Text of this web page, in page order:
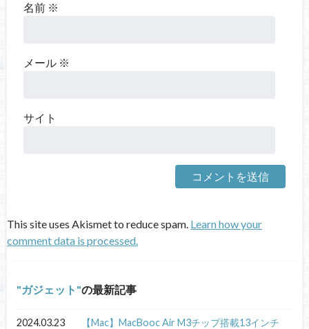
名前 ※
メール ※
サイト
This site uses Akismet to reduce spam. Learn how your
comment data is processed.
ガジェット の最新記事
2024.03.23
【Mac】MacBooc Air M3チップ搭載13インチ